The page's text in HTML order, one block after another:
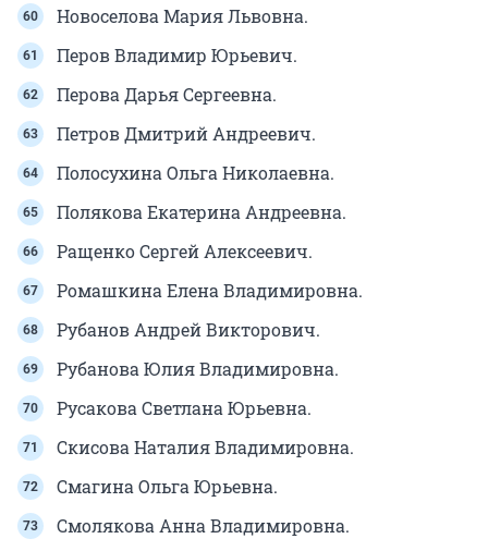
Новоселова Мария Львовна.
Перов Владимир Юрьевич.
Перова Дарья Сергеевна.
Петров Дмитрий Андреевич.
Полосухина Ольга Николаевна.
Полякова Екатерина Андреевна.
Ращенко Сергей Алексеевич.
Ромашкина Елена Владимировна.
Рубанов Андрей Викторович.
Рубанова Юлия Владимировна.
Русакова Светлана Юрьевна.
Скисова Наталия Владимировна.
Смагина Ольга Юрьевна.
Смолякова Анна Владимировна.